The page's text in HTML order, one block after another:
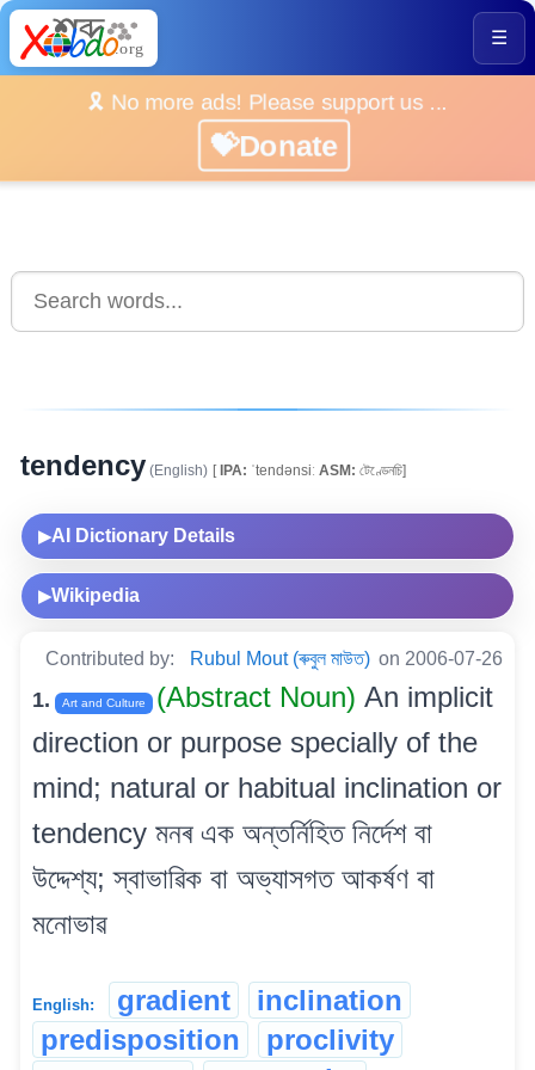
☰
🎗️ No more ads! Please support us ...
💝Donate
tendency (English) [IPA: ˈtendənsiː ASM: টেণ্ডেনচি]
▶AI Dictionary Details
▶Wikipedia
Contributed by: Rubul Mout (ৰুবুল মাউত) on 2006-07-26
1. Art and Culture (Abstract Noun) An implicit
direction or purpose specially of the
mind; natural or habitual inclination or
tendency মনৰ এক অন্তৰ্নিহিত নিৰ্দেশ বা
উদ্দেশ্য; স্বাভাৱিক বা অভ্যাসগত আকৰ্ষণ বা
মনোভাৱ
English: gradient
inclination
predisposition
proclivity